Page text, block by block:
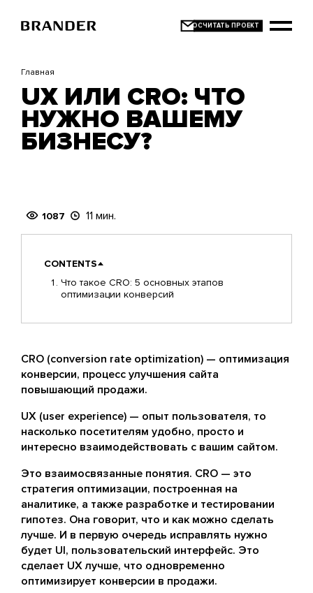
основному
Главная
UX ИЛИ CRO: ЧТО
НУЖНО ВАШЕМУ
БИЗНЕСУ?
1087 11 мин.
CONTENTS
Что такое CRO: 5 основных этапов
оптимизации конверсий
CRO (conversion rate optimization) — оптимизация
конверсии, процесс улучшения сайта
повышающий продажи.
UX (user experience) — опыт пользователя, то
насколько посетителям удобно, просто и
интересно взаимодействовать с вашим сайтом.
Это взаимосвязанные понятия. CRO — это
стратегия оптимизации, построенная на
аналитике, а также разработке и тестировании
гипотез. Она говорит, что и как можно сделать
лучше. И в первую очередь исправлять нужно
будет UI, пользовательский интерфейс. Это
сделает UX лучше, что одновременно
оптимизирует конверсии в продажи.